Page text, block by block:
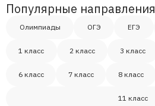
Популярные направления
Олимпиады ОГЭ ЕГЭ
1 класс 2 класс 3 класс
6 класс 7 класс 8 класс
11 класс